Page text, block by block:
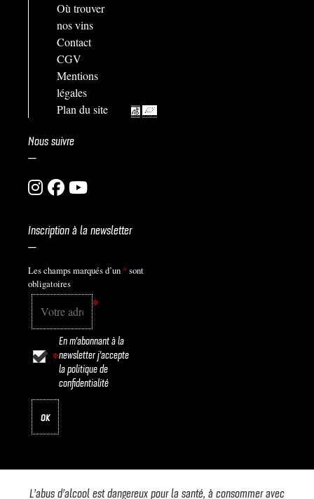
Où trouver
nos vins
Contact
CGV
Mentions
légales
Plan du site
Nous suivre
—
Inscription à la newsletter
—
Les champs marqués d’un *sont
obligatoires
*
*
En m'abonnant à la
newsletter j'accepte
lapolitique de
confidentialité
L’abus d’alcool est dangereux pour la santé, à consommer avec